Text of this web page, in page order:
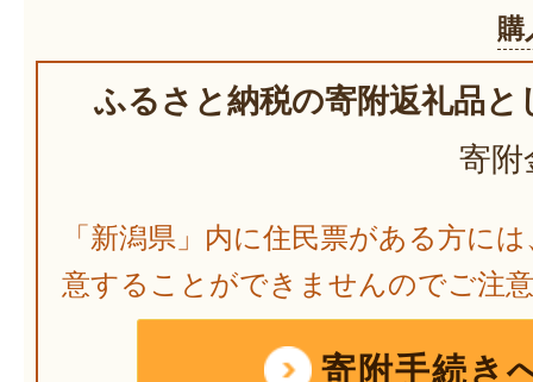
購
ふるさと納税の寄附返礼品と
寄附
「新潟県」内に住民票がある方に
意することができませんのでご注
寄附手続き